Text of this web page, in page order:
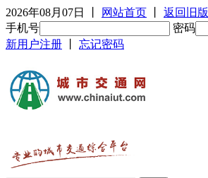
2026年08月07日 网站首页
返回旧版
手机号
密码
新用户注册
忘记密码